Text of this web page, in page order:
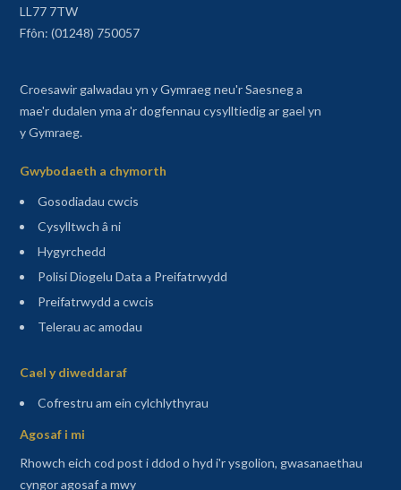
LL77 7TW
Ffôn: (01248) 750057
Croesawir galwadau yn y Gymraeg neu'r Saesneg a
mae'r dudalen yma a'r dogfennau cysylltiedig ar gael yn
y Gymraeg.
Gwybodaeth a chymorth
Gosodiadau cwcis
Cysylltwch â ni
Hygyrchedd
Polisi Diogelu Data a Preifatrwydd
Preifatrwydd a cwcis
Telerau ac amodau
Cael y diweddaraf
Cofrestru am ein cylchlythyrau(agor mewn tab newydd)
Agosaf i mi
Rhowch eich cod post i ddod o hyd i'r ysgolion, gwasanaethau
cyngor agosaf a mwy